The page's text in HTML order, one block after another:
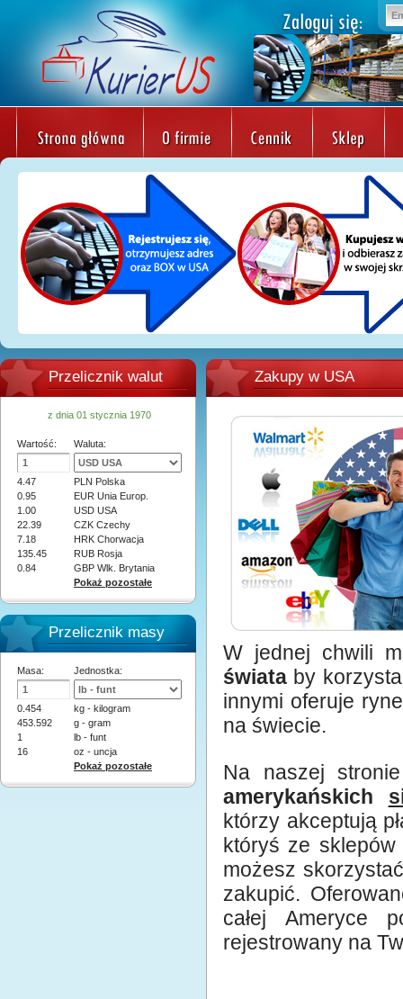
Przelicznik walut
z dnia 01 stycznia 1970
Wartość: Waluta:
4.47
PLN Polska
0.95
EUR Unia Europ.
1.00
USD USA
22.39
CZK Czechy
7.18
HRK Chorwacja
135.45
RUB Rosja
0.84
GBP Wlk. Brytania
Pokaż pozostałe
Zakupy w USA
W jednej chwili
świata by
innymi oferuje
na świecie.
Na naszej
amerykańskich
którzy akceptują
któryś ze sklepów
możesz
zakupić.
całej Ameryce
rejestrowany na
Przelicznik masy
Masa: Jednostka:
0.454
kg - kilogram
453.592
g - gram
1
lb - funt
16
oz - uncja
Pokaż pozostałe